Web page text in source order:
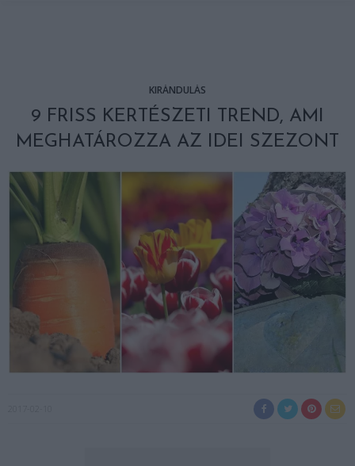
KIRÁNDULÁS
9 FRISS KERTÉSZETI TREND, AMI
MEGHATÁROZZA AZ IDEI SZEZONT